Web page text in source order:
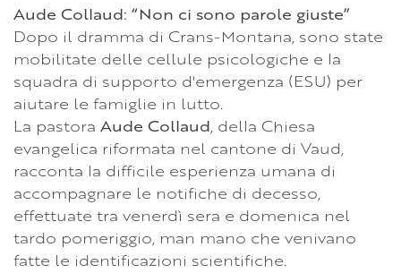
Aude Collaud: “Non ci sono parole giuste”
Dopo il dramma di Crans-Montana, sono state
mobilitate delle cellule psicologiche e la
squadra di supporto d'emergenza (ESU) per
aiutare le famiglie in lutto.
La pastora Aude Collaud, della Chiesa
evangelica riformata nel cantone di Vaud,
racconta la difficile esperienza umana di
accompagnare le notifiche di decesso,
effettuate tra venerdì sera e domenica nel
tardo pomeriggio, man mano che venivano
fatte le identificazioni scientifiche.